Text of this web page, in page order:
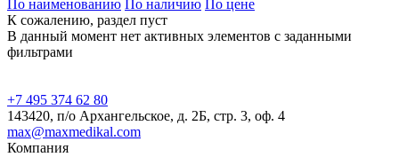
По наименованию По наличию По цене
К сожалению, раздел пуст
В данный момент нет активных элементов с заданными
фильтрами
+7 495 374 62 80
143420, п/о Архангельское, д. 2Б, стр. 3, оф. 4
max@maxmedikal.com
Компания